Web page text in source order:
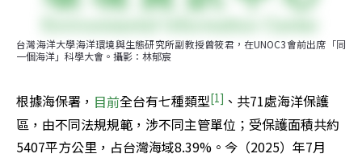
台灣海洋大學海洋環境與生態研究所副教授曾筱君，在UNOC3會前出席「同
一個海洋」科學大會。攝影：林郁宸
根據海保署， 目前全台有七種類型[1] 、共71處海洋保護
區，由不同法規規範，涉不同主管單位；受保護面積共約
5407平方公里，占台灣海域8.39%。今（2025）年7月